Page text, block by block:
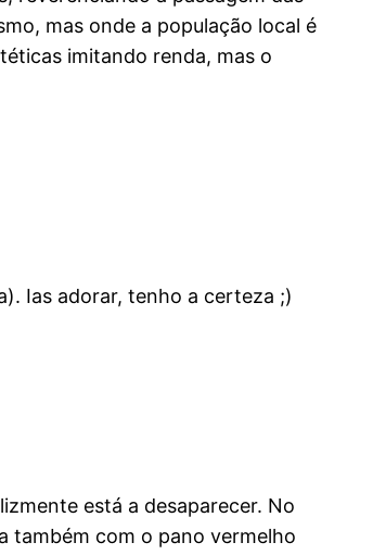
mas onde a população local é
imitando renda, mas o
Ias adorar, tenho a certeza ;)
está a desaparecer. No
também com o pano vermelho